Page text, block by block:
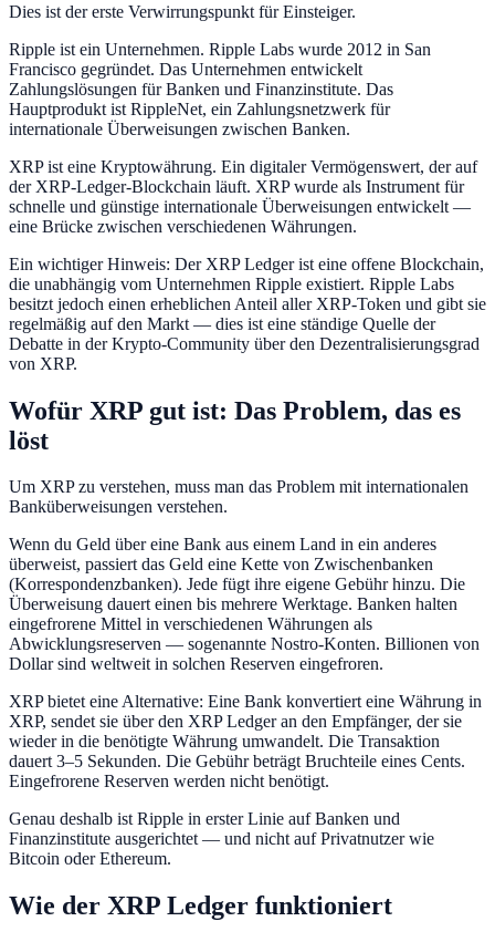
Dies ist der erste Verwirrungspunkt für Einsteiger.
Ripple ist ein Unternehmen. Ripple Labs wurde 2012 in San
Francisco gegründet. Das Unternehmen entwickelt
Zahlungslösungen für Banken und Finanzinstitute. Das
Hauptprodukt ist RippleNet, ein Zahlungsnetzwerk für
internationale Überweisungen zwischen Banken.
XRP ist eine Kryptowährung. Ein digitaler Vermögenswert, der auf
der XRP-Ledger-Blockchain läuft. XRP wurde als Instrument für
schnelle und günstige internationale Überweisungen entwickelt —
eine Brücke zwischen verschiedenen Währungen.
Ein wichtiger Hinweis: Der XRP Ledger ist eine offene Blockchain,
die unabhängig vom Unternehmen Ripple existiert. Ripple Labs
besitzt jedoch einen erheblichen Anteil aller XRP-Token und gibt sie
regelmäßig auf den Markt — dies ist eine ständige Quelle der
Debatte in der Krypto-Community über den Dezentralisierungsgrad
von XRP.
Wofür XRP gut ist: Das Problem, das es
löst
Um XRP zu verstehen, muss man das Problem mit internationalen
Banküberweisungen verstehen.
Wenn du Geld über eine Bank aus einem Land in ein anderes
überweist, passiert das Geld eine Kette von Zwischenbanken
(Korrespondenzbanken). Jede fügt ihre eigene Gebühr hinzu. Die
Überweisung dauert einen bis mehrere Werktage. Banken halten
eingefrorene Mittel in verschiedenen Währungen als
Abwicklungsreserven — sogenannte Nostro-Konten. Billionen von
Dollar sind weltweit in solchen Reserven eingefroren.
XRP bietet eine Alternative: Eine Bank konvertiert eine Währung in
XRP, sendet sie über den XRP Ledger an den Empfänger, der sie
wieder in die benötigte Währung umwandelt. Die Transaktion
dauert 3–5 Sekunden. Die Gebühr beträgt Bruchteile eines Cents.
Eingefrorene Reserven werden nicht benötigt.
Genau deshalb ist Ripple in erster Linie auf Banken und
Finanzinstitute ausgerichtet — und nicht auf Privatnutzer wie
Bitcoin oder Ethereum.
Wie der XRP Ledger funktioniert